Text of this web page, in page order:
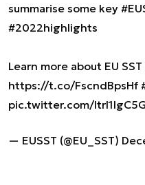
summarise some key
#2022highlights
Learn more about EU
https://t.co/FscndBpsHf
pic.twitter.com/Itrl1lgC5G
— EUSST (@EU_SST)